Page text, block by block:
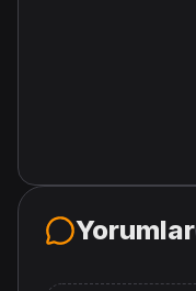
Yorumlar